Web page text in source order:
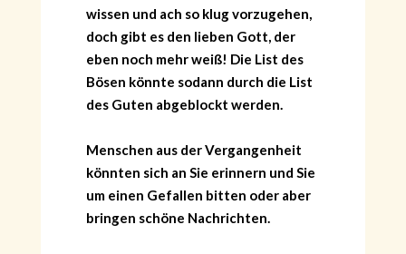
wissen und ach so klug vorzugehen,
doch gibt es den lieben Gott, der
eben noch mehr weiß! Die List des
Bösen könnte sodann durch die List
des Guten abgeblockt werden.
Menschen aus der Vergangenheit
könnten sich an Sie erinnern und Sie
um einen Gefallen bitten oder aber
bringen schöne Nachrichten.